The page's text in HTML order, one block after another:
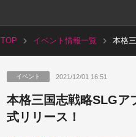
TOP イベント情報一覧
本格
イベント 2021/12/01 16:51
本格三国志戦略SLGア
式リリース！